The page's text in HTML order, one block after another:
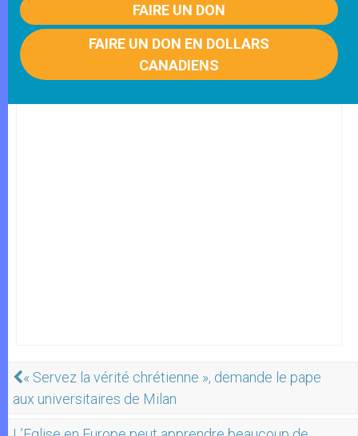
FAIRE UN DON
FAIRE UN DON EN DOLLARS
CANADIENS
« Servez la vérité chrétienne », demande le pape
aux universitaires de Milan